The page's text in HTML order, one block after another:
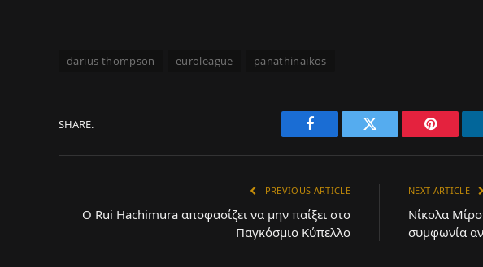
darius thompson euroleague panathinaikos
SHARE.
Facebook Twitter Pinterest
PREVIOUS ARTICLE
Ο Rui Hachimura αποφασίζει να μην παίξει στο
Παγκόσμιο Κύπελλο
NEXT ARTICLE
Νίκολα
συμφωνία